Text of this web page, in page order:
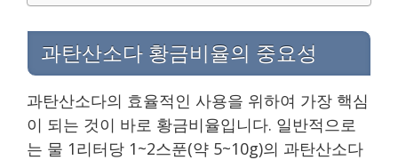
과탄산소다 황금비율의 중요성
과탄산소다의 효율적인 사용을 위하여 가장 핵심
이 되는 것이 바로 황금비율입니다. 일반적으로
는 물 1리터당 1~2스푼(약 5~10g)의 과탄산소다